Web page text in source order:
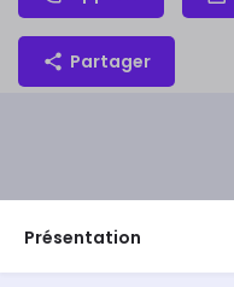
Partager
Présentation